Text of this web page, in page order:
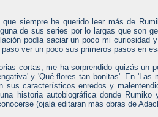
que siempre he querido leer más de
de sus series por lo largas que son
podía saciar un poco mi
ver un poco sus primeros pasos en
cortas, me ha sorprendido quizás un
y 'Qué flores tan bonitas'. En
sus característicos enredos y
historia autobiográfica donde
(ojalá editaran más obras de